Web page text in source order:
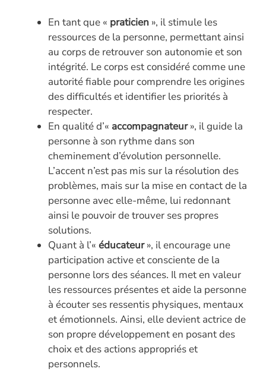
En tant que « praticien », il stimule les
ressources de la personne, permettant ainsi
au corps de retrouver son autonomie et son
intégrité. Le corps est considéré comme une
autorité fiable pour comprendre les origines
des difficultés et identifier les priorités à
respecter.
En qualité d’« accompagnateur», il guide la
personne à son rythme dans son
cheminement d’évolution personnelle.
L’accent n’est pas mis sur la résolution des
problèmes, mais sur la mise en contact de la
personne avec elle-même, lui redonnant
ainsi le pouvoir de trouver ses propres
solutions.
Quant à l’« éducateur», il encourage une
participation active et consciente de la
personne lors des séances. Il met en valeur
les ressources présentes et aide la personne
à écouter ses ressentis physiques, mentaux
et émotionnels. Ainsi, elle devient actrice de
son propre développement en posant des
choix et des actions appropriés et
personnels.